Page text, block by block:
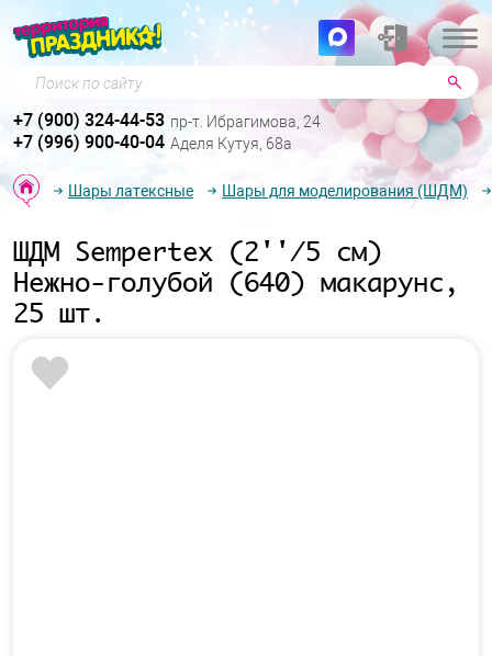
Поиск по сайту
+7 (900) 324-44-53 пр-т. Ибрагимова, 24
+7 (996) 900-40-04 Аделя Кутуя, 68а
Шары латексные Шары для моделирования (ШДМ)
ШДМ Sempertex (2''/5 см)
Нежно-голубой (640) макарунс,
25 шт.